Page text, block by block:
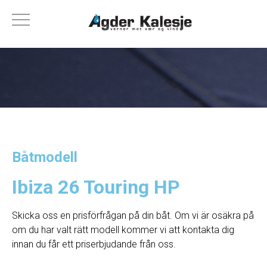
Båtmodell
Ibiza 26 Touring HP
Skicka oss en prisförfrågan på din båt. Om vi ​​är osäkra på
om du har valt rätt modell kommer vi att kontakta dig
innan du får ett priserbjudande från oss.